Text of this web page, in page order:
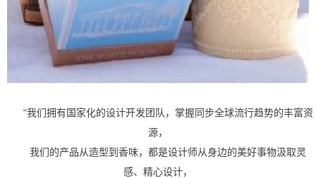
“我们拥有国家化的设计开发团队，掌握同步全球流行趋势的丰富资
源，
我们的产品从造型到香味，都是设计师从身边的美好事物汲取灵
感、精心设计，